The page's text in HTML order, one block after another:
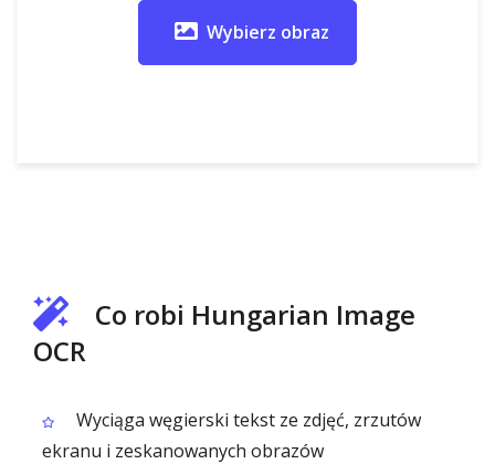
Wybierz obraz
Co robi Hungarian Image
OCR
Wyciąga węgierski tekst ze zdjęć, zrzutów
ekranu i zeskanowanych obrazów